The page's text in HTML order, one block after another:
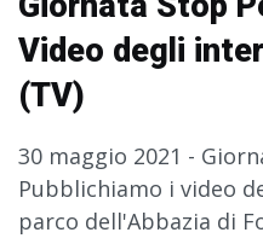
Video degli
(TV)
30 maggio 2021 -
Pubblichiamo i video
parco dell'Abbazia di